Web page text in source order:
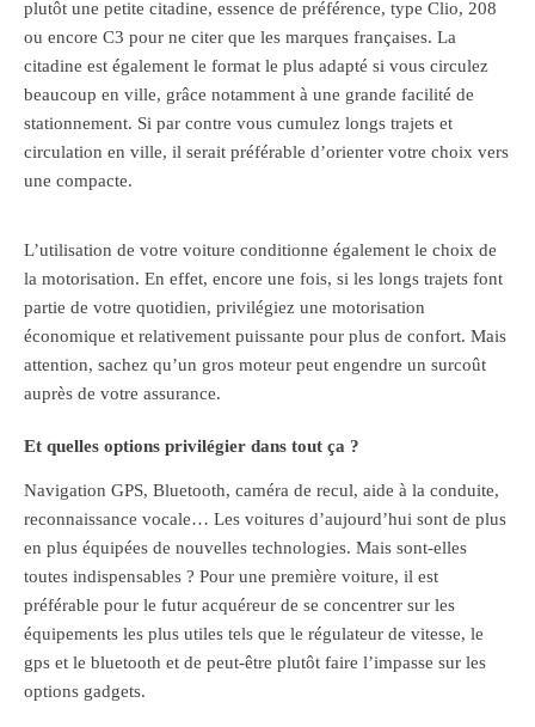
plutôt une petite citadine, essence de préférence, type Clio, 208
ou encore C3 pour ne citer que les marques françaises. La
citadine est également le format le plus adapté si vous circulez
beaucoup en ville, grâce notamment à une grande facilité de
stationnement. Si par contre vous cumulez longs trajets et
circulation en ville, il serait préférable d’orienter votre choix vers
une compacte.
L’utilisation de votre voiture conditionne également le choix de
la motorisation. En effet, encore une fois, si les longs trajets font
partie de votre quotidien, privilégiez une motorisation
économique et relativement puissante pour plus de confort. Mais
attention, sachez qu’un gros moteur peut engendre un surcoût
auprès de votre assurance.
Et quelles options privilégier dans tout ça ?
Navigation GPS, Bluetooth, caméra de recul, aide à la conduite,
reconnaissance vocale… Les voitures d’aujourd’hui sont de plus
en plus équipées de nouvelles technologies. Mais sont-elles
toutes indispensables ? Pour une première voiture, il est
préférable pour le futur acquéreur de se concentrer sur les
équipements les plus utiles tels que le régulateur de vitesse, le
gps et le bluetooth et de peut-être plutôt faire l’impasse sur les
options gadgets.